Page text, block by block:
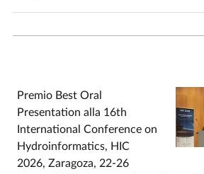
Premio Best Oral
Presentation alla 16th
International Conference on
Hydroinformatics, HIC
2026, Zaragoza, 22-26